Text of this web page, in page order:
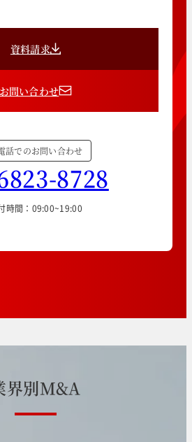
資料請求
お問い合わせ
話でのお問い合わせ
8728
時間：09:00~19:00
界別M&A